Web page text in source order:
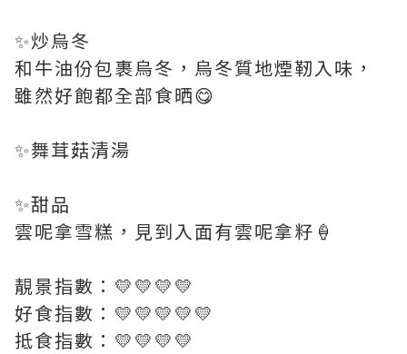
✨炒烏冬
和牛油份包裹烏冬，烏冬質地煙靭入味，
雖然好飽都全部食晒😋
✨舞茸菇清湯
✨甜品
雲呢拿雪糕，見到入面有雲呢拿籽🍦
靚景指數：💛💛💛💛
好食指數：💛💛💛💛💛
抵食指數：💛💛💛💛